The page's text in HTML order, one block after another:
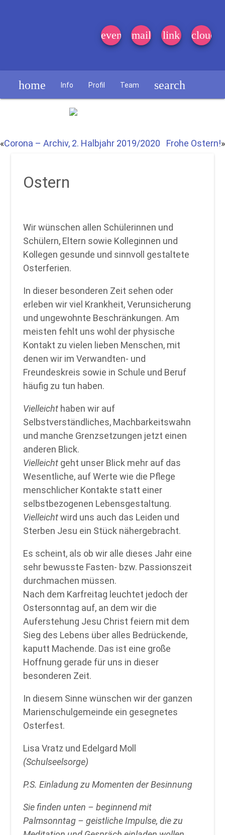
event_note
mail link cloud
home Info Profil Team search
«Corona – Archiv, 2. Halbjahr 2019/2020 Frohe Ostern!»
Ostern
Wir wünschen allen Schülerinnen und
Schülern, Eltern sowie Kolleginnen und
Kollegen gesunde und sinnvoll gestaltete
Osterferien.
In dieser besonderen Zeit sehen oder
erleben wir viel Krankheit, Verunsicherung
und ungewohnte Beschränkungen. Am
meisten fehlt uns wohl der physische
Kontakt zu vielen lieben Menschen, mit
denen wir im Verwandten- und
Freundeskreis sowie in Schule und Beruf
häufig zu tun haben.
Vielleicht haben wir auf
Selbstverständliches, Machbarkeitswahn
und manche Grenzsetzungen jetzt einen
anderen Blick.
Vielleicht geht unser Blick mehr auf das
Wesentliche, auf Werte wie die Pflege
menschlicher Kontakte statt einer
selbstbezogenen Lebensgestaltung.
Vielleichtwird uns auch das Leiden und
Sterben Jesu ein Stück nähergebracht.
Es scheint, als ob wir alle dieses Jahr eine
sehr bewusste Fasten- bzw. Passionszeit
durchmachen müssen.
Nach dem Karfreitag leuchtet jedoch der
Ostersonntag auf, an dem wir die
Auferstehung Jesu Christ feiern mit dem
Sieg des Lebens über alles Bedrückende,
kaputt Machende. Das ist eine große
Hoffnung gerade für uns in dieser
besonderen Zeit.
In diesem Sinne wünschen wir der ganzen
Marienschulgemeinde ein gesegnetes
Osterfest.
Lisa Vratz und Edelgard Moll
(Schulseelsorge)
P.S. Einladung zu Momenten der Besinnung
Sie finden unten – beginnend mit
Palmsonntag – geistliche Impulse, die zu